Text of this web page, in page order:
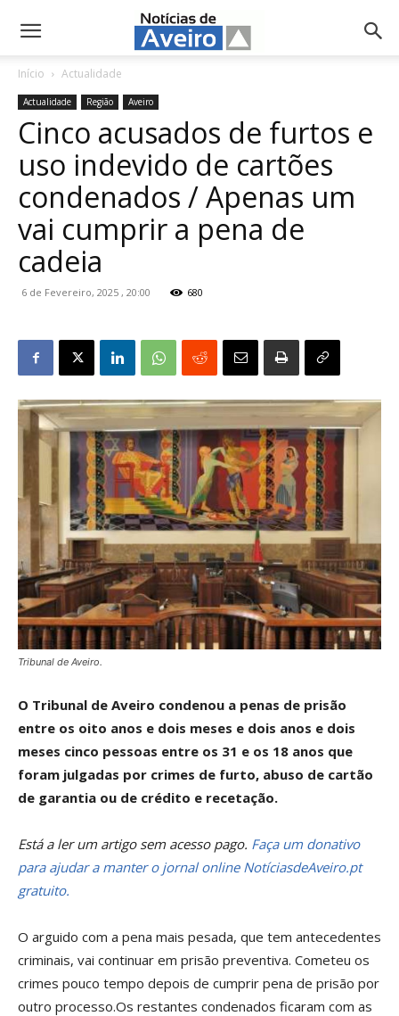
NotíciasdeAveiro.pt
Início Actualidade
Actualidade Região Aveiro
Cinco acusados de furtos e
uso indevido de cartões
condenados / Apenas um
vai cumprir a pena de
cadeia
6 de Fevereiro, 2025 , 20:00 680
Tribunal de Aveiro.
O Tribunal de Aveiro condenou a penas de prisão
entre os oito anos e dois meses e dois anos e dois
meses cinco pessoas entre os 31 e os 18 anos que
foram julgadas por crimes de furto, abuso de cartão
de garantia ou de crédito e recetação.
Está a ler um artigo sem acesso pago. Faça um donativo
para ajudar a manter o jornal online NotíciasdeAveiro.pt
gratuito.
O arguido com a pena mais pesada, que tem antecedentes
criminais, vai continuar em prisão preventiva. Cometeu os
crimes pouco tempo depois de cumprir pena de prisão por
outro processo.Os restantes condenados ficaram com as